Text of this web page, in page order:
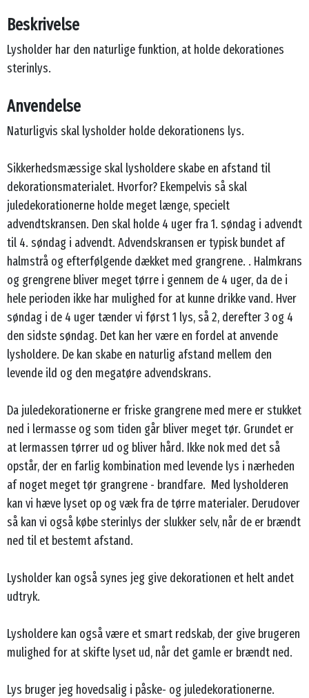
Beskrivelse
Lysholder har den naturlige funktion, at holde dekorationes
sterinlys.
Anvendelse
Naturligvis skal lysholder holde dekorationens lys.
Sikkerhedsmæssige skal lysholdere skabe en afstand til
dekorationsmaterialet. Hvorfor? Ekempelvis så skal
juledekorationerne holde meget længe, specielt
advendtskransen. Den skal holde 4 uger fra 1. søndag i advendt
til 4. søndag i advendt. Advendskransen er typisk bundet af
halmstrå og efterfølgende dækket med grangrene. . Halmkrans
og grengrene bliver meget tørre i gennem de 4 uger, da de i
hele perioden ikke har mulighed for at kunne drikke vand. Hver
søndag i de 4 uger tænder vi først 1 lys, så 2, derefter 3 og 4
den sidste søndag. Det kan her være en fordel at anvende
lysholdere. De kan skabe en naturlig afstand mellem den
levende ild og den megatøre advendskrans.
Da juledekorationerne er friske grangrene med mere er stukket
ned i lermasse og som tiden går bliver meget tør. Grundet er
at lermassen tørrer ud og bliver hård. Ikke nok med det så
opstår, der en farlig kombination med levende lys i nærheden
af noget meget tør grangrene - brandfare. Med lysholderen
kan vi hæve lyset op og væk fra de tørre materialer. Derudover
så kan vi også købe sterinlys der slukker selv, når de er brændt
ned til et bestemt afstand.
Lysholder kan også synes jeg give dekorationen et helt andet
udtryk.
Lysholdere kan også være et smart redskab, der give brugeren
mulighed for at skifte lyset ud, når det gamle er brændt ned.
Lys bruger jeg hovedsalig i påske- og juledekorationerne.